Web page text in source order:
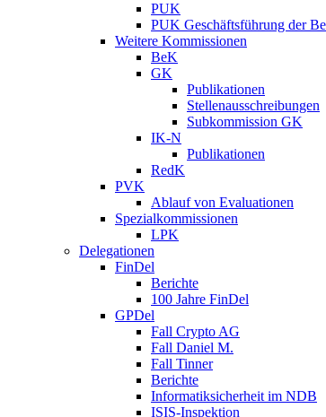
PUK
PUK Geschäftsführung der
Weitere Kommissionen
BeK
GK
Publikationen
Stellenausschreibungen
Subkommission GK
IK-N
Publikationen
RedK
PVK
Ablauf von Evaluationen
Spezialkommissionen
LPK
Delegationen
FinDel
Berichte
100 Jahre FinDel
GPDel
Fall Crypto AG
Fall Daniel M.
Fall Tinner
Berichte
Informatiksicherheit ­im NDB
ISIS-Inspektion